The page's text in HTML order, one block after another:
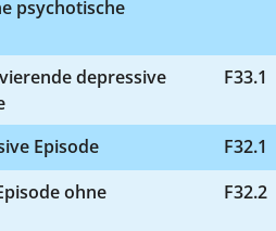
psychotische
depressive
F33.1
Episode F32.1
ohne
F32.2